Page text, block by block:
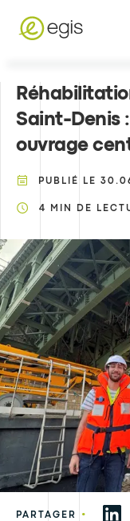
Saint-Denis
ouvrage
PUBLIÉ LE
4 MIN DE
PARTAGER •